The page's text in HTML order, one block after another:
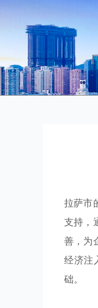
拉萨市
支持，
善，为
经济注
础。